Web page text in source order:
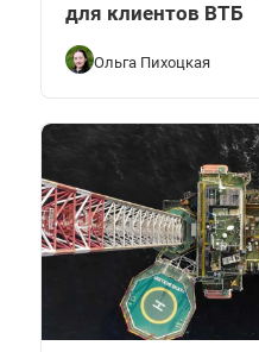
для клиентов ВТБ
Ольга Пихоцкая